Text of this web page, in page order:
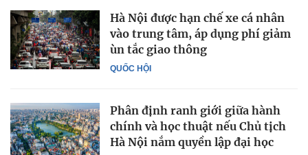
QUỐC HỘI
Hà Nội được hạn chế xe cá nhân
vào trung tâm, áp dụng phí giảm
ùn tắc giao thông
Phân định ranh giới giữa hành
chính và học thuật nếu Chủ tịch
Hà Nội nắm quyền lập đại học